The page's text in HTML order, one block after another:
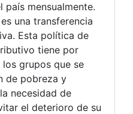
país mensualmente.
una transferencia
Esta política de
tiene por
grupos que se
de pobreza y
necesidad de
el deterioro de su